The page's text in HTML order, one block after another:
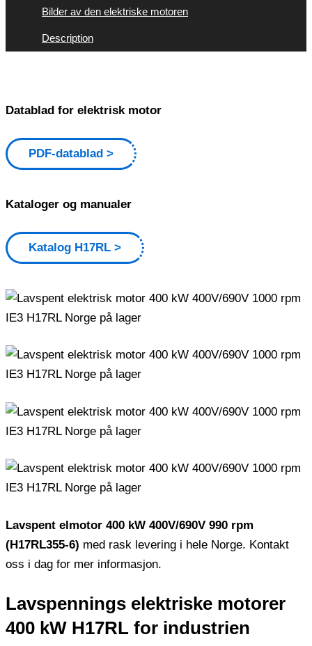
Bilder av den elektriske motoren
Description
Datablad for elektrisk motor
PDF-datablad
Kataloger og manualer
Katalog H17RL
Lavspent elmotor 400 kW 400V/690V 990 rpm
(H17RL355-6) med rask levering i hele Norge. Kontakt
oss i dag for mer informasjon.
Lavspennings elektriske motorer
400 kW H17RL for industrien